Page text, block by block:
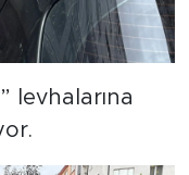
levhalarına